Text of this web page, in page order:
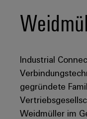
Industrial
gegründete
Weidmüller im